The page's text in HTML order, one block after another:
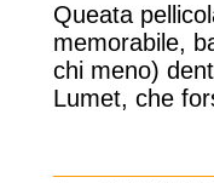
Queata
memorabile,
chi meno)
Lumet, che